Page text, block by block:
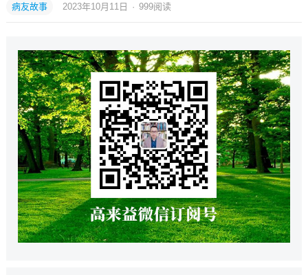
病友故事 2023年10月11日 · 999阅读